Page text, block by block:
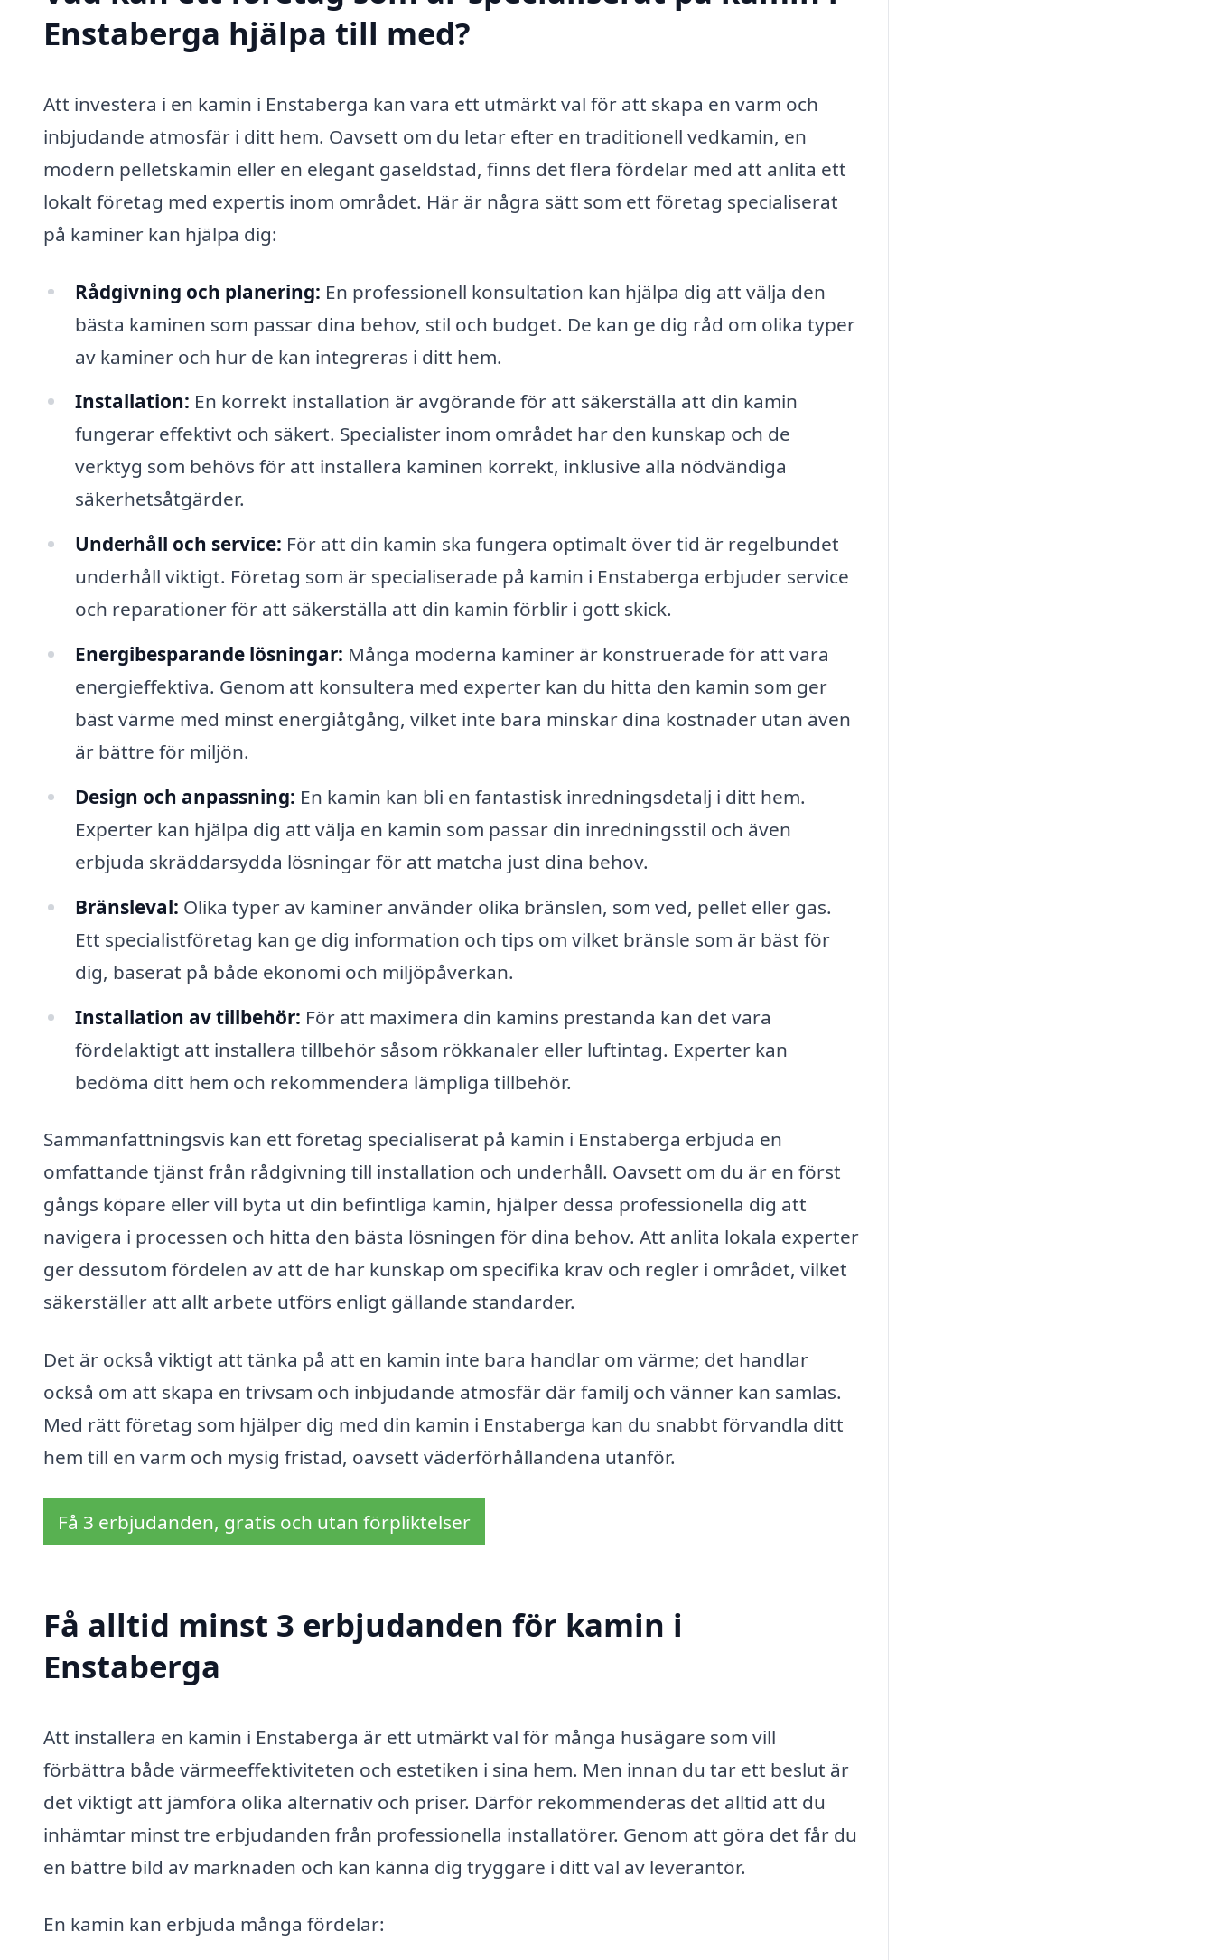
Enstaberga hjälpa till med?
Att investera i en kamin i Enstaberga kan vara ett utmärkt val för att skapa en varm och
inbjudande atmosfär i ditt hem. Oavsett om du letar efter en traditionell vedkamin, en
modern pelletskamin eller en elegant gaseldstad, finns det flera fördelar med att anlita ett
lokalt företag med expertis inom området. Här är några sätt som ett företag specialiserat
på kaminer kan hjälpa dig:
Rådgivning och planering: En professionell konsultation kan hjälpa dig att välja den
bästa kaminen som passar dina behov, stil och budget. De kan ge dig råd om olika typer
av kaminer och hur de kan integreras i ditt hem.
Installation: En korrekt installation är avgörande för att säkerställa att din kamin
fungerar effektivt och säkert. Specialister inom området har den kunskap och de
verktyg som behövs för att installera kaminen korrekt, inklusive alla nödvändiga
säkerhetsåtgärder.
Underhåll och service: För att din kamin ska fungera optimalt över tid är regelbundet
underhåll viktigt. Företag som är specialiserade på kamin i Enstaberga erbjuder service
och reparationer för att säkerställa att din kamin förblir i gott skick.
Energibesparande lösningar: Många moderna kaminer är konstruerade för att vara
energieffektiva. Genom att konsultera med experter kan du hitta den kamin som ger
bäst värme med minst energiåtgång, vilket inte bara minskar dina kostnader utan även
är bättre för miljön.
Design och anpassning: En kamin kan bli en fantastisk inredningsdetalj i ditt hem.
Experter kan hjälpa dig att välja en kamin som passar din inredningsstil och även
erbjuda skräddarsydda lösningar för att matcha just dina behov.
Bränsleval: Olika typer av kaminer använder olika bränslen, som ved, pellet eller gas.
Ett specialistföretag kan ge dig information och tips om vilket bränsle som är bäst för
dig, baserat på både ekonomi och miljöpåverkan.
Installation av tillbehör: För att maximera din kamins prestanda kan det vara
fördelaktigt att installera tillbehör såsom rökkanaler eller luftintag. Experter kan
bedöma ditt hem och rekommendera lämpliga tillbehör.
Sammanfattningsvis kan ett företag specialiserat på kamin i Enstaberga erbjuda en
omfattande tjänst från rådgivning till installation och underhåll. Oavsett om du är en först
gångs köpare eller vill byta ut din befintliga kamin, hjälper dessa professionella dig att
navigera i processen och hitta den bästa lösningen för dina behov. Att anlita lokala experter
ger dessutom fördelen av att de har kunskap om specifika krav och regler i området, vilket
säkerställer att allt arbete utförs enligt gällande standarder.
Det är också viktigt att tänka på att en kamin inte bara handlar om värme; det handlar
också om att skapa en trivsam och inbjudande atmosfär där familj och vänner kan samlas.
Med rätt företag som hjälper dig med din kamin i Enstaberga kan du snabbt förvandla ditt
hem till en varm och mysig fristad, oavsett väderförhållandena utanför.
Få 3 erbjudanden, gratis och utan förpliktelser
Få alltid minst 3 erbjudanden för kamin i
Enstaberga
Att installera en kamin i Enstaberga är ett utmärkt val för många husägare som vill
förbättra både värmeeffektiviteten och estetiken i sina hem. Men innan du tar ett beslut är
det viktigt att jämföra olika alternativ och priser. Därför rekommenderas det alltid att du
inhämtar minst tre erbjudanden från professionella installatörer. Genom att göra det får du
en bättre bild av marknaden och kan känna dig tryggare i ditt val av leverantör.
En kamin kan erbjuda många fördelar: